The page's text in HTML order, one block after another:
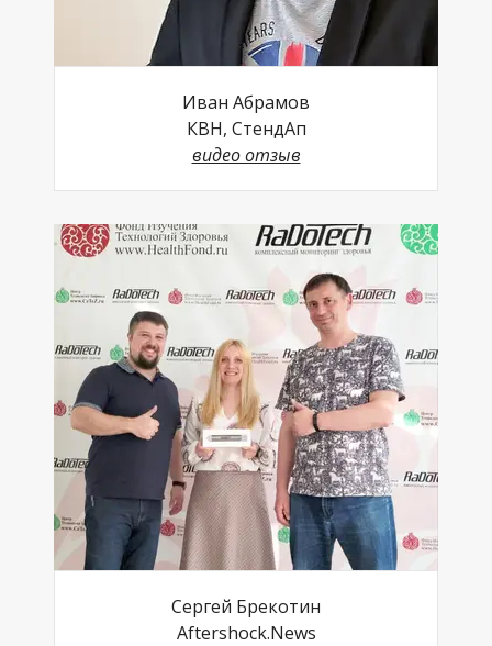
Иван Абрамов
КВН, СтендАп
видео отзыв
Сергей Брекотин
Aftershock.News